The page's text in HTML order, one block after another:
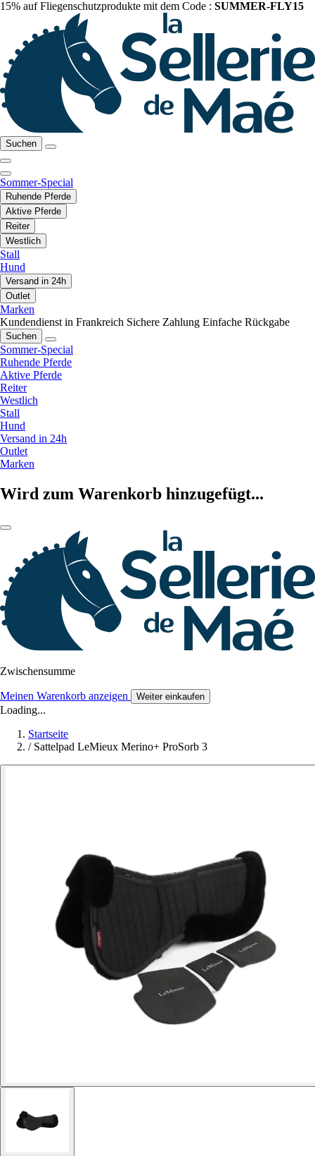
15% auf Fliegenschutzprodukte mit dem Code : SUMMER-FLY15
Suchen
Sommer-Special
Ruhende Pferde
Aktive Pferde
Reiter
Westlich
Stall
Hund
Versand in 24h
Outlet
Marken
Kundendienst in Frankreich Sichere Zahlung Einfache Rückgabe
Suchen
Sommer-Special
Ruhende Pferde
Aktive Pferde
Reiter
Westlich
Stall
Hund
Versand in 24h
Outlet
Marken
Wird zum Warenkorb hinzugefügt...
Zwischensumme
Meinen Warenkorb anzeigen Weiter einkaufen
Loading...
Startseite
/ Sattelpad LeMieux Merino+ ProSorb 3